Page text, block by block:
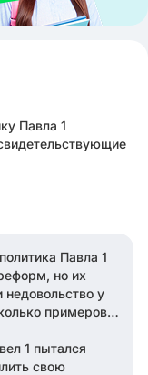
Павла 1
Павла 1
но их
недовольство у
примеров,
1 пытался
свою